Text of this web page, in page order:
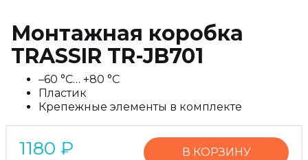
Монтажная коробка
TRASSIR TR-JB701
–60 °C… +80 °C
Пластик
Крепежные элементы в комплекте
1180 ₽ В КОРЗИНУ